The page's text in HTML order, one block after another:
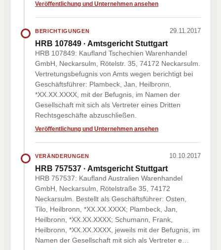
Veröffentlichung und Unternehmen ansehen
BERICHTIGUNGEN 29.11.2017
HRB 107849 · Amtsgericht Stuttgart
HRB 107849: Kaufland Tschechien Warenhandel
GmbH, Neckarsulm, Rötelstr. 35, 74172 Neckarsulm.
Vertretungsbefugnis von Amts wegen berichtigt bei
Geschäftsführer: Plambeck, Jan, Heilbronn,
*XX.XX.XXXX, mit der Befugnis, im Namen der
Gesellschaft mit sich als Vertreter eines Dritten
Rechtsgeschäfte abzuschließen.
Veröffentlichung und Unternehmen ansehen
VERÄNDERUNGEN 10.10.2017
HRB 757537 · Amtsgericht Stuttgart
HRB 757537: Kaufland Australien Warenhandel
GmbH, Neckarsulm, Rötelstraße 35, 74172
Neckarsulm. Bestellt als Geschäftsführer: Osten,
Tilo, Heilbronn, *XX.XX.XXXX; Plambeck, Jan,
Heilbronn, *XX.XX.XXXX; Schumann, Frank,
Heilbronn, *XX.XX.XXXX, jeweils mit der Befugnis, im
Namen der Gesellschaft mit sich als Vertreter e…